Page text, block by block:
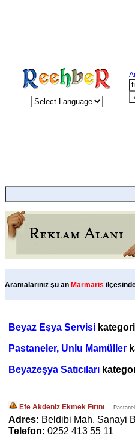
Aramalarınız şu an Marmaris
Beyaz Eşya Servisi
Pastaneler, Unlu Mamüller
Beyazeşya Satıcıları
Efe Akdeniz Ekmek Fırını
Adres: Beldibi Mah. Sanayi
Telefon: 0252 413 55 11